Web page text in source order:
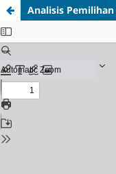
Analisis Pemilihan